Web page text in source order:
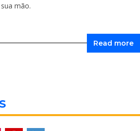
mão.
Read more